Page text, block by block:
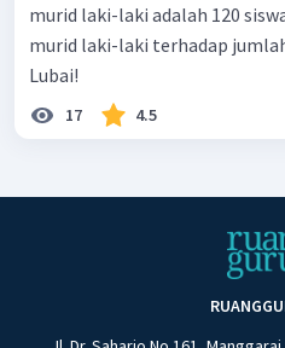
murid laki-laki adalah 120
murid laki-laki terhadap
Lubai!
17 4.5